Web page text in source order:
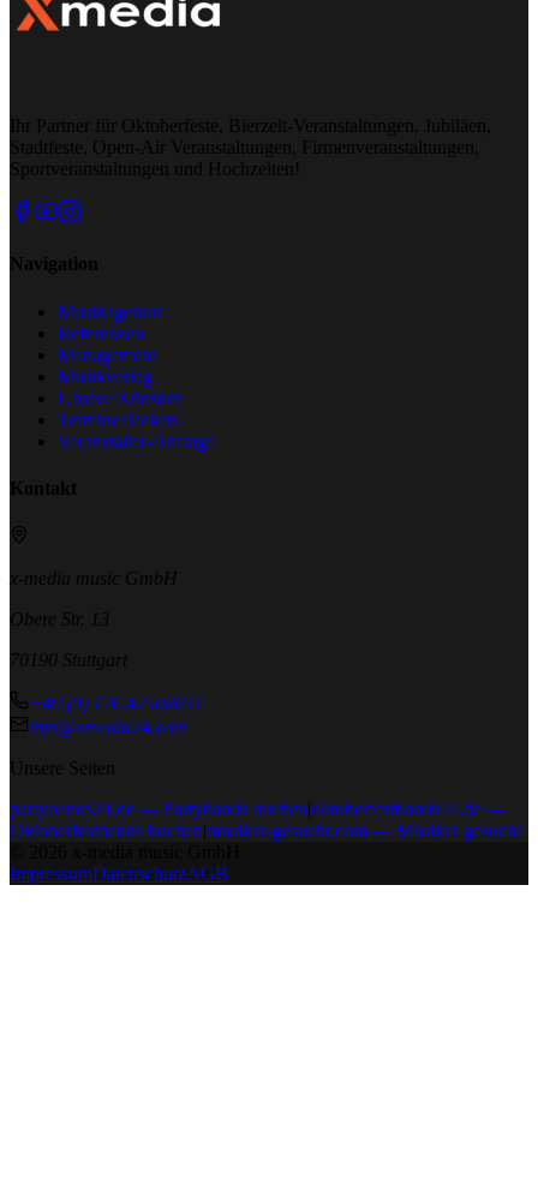
Ihr Partner für Oktoberfeste, Bierzelt-Veranstaltungen, Jubiläen,
Stadtfeste, Open-Air Veranstaltungen, Firmenveranstaltungen,
Sportveranstaltungen und Hochzeiten!
Navigation
Musikagentur
Referenzen
Management
Musikverlag
Unsere Künstler
Termine/Tickets
Veranstalter-Anfrage
Kontakt
x-media music GmbH
Obere Str. 13
70190 Stuttgart
+49 (0) 176 42508631
info@xmedia24.com
Unsere Seiten
partybands24.de — Partybands buchen oktoberfestbands24.de —
Oktoberfestbands buchen musiker-gesucht.com — Musiker gesucht
ImpressumDatenschutzAGB